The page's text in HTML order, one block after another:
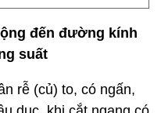
đến đường kính
suất
rễ (củ) to, có ngấn,